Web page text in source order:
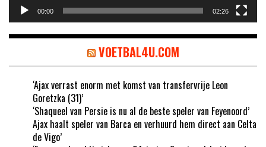
00:00 02:26
VOETBAL4U.COM
‘Ajax verrast enorm met komst van transfervrije Leon
Goretzka (31)’
‘Shaqueel van Persie is nu al de beste speler van Feyenoord’
Ajax haalt speler van Barca en verhuurd hem direct aan Celta
de Vigo’